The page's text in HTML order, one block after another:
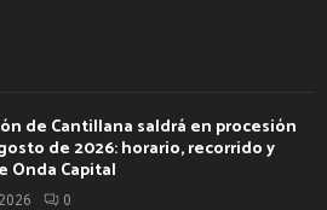
de Cantillana saldrá en procesión
de 2026: horario, recorrido y
Onda Capital
0